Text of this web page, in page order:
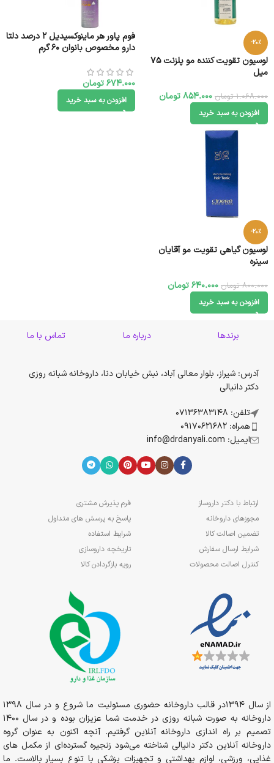
-20%
لوسیون تقویت کننده مو پلزنت 75
میل
1.068.000 تومان 854.000تومان
افزودن به سبد خرید
فوم پاور هر ماینوکسیدیل 2 درصد دلتا
دارو مخصوص بانوان 60 گرم
674.000تومان
افزودن به سبد خرید
-20%
لوسیون گیاهی تقویت مو آقایان
سینره
800.000 تومان 640.000تومان
افزودن به سبد خرید
برندها درباره ما تماس با ما
آدرس: شیراز، بلوار معالی آباد، نبش خیابان دنا، داروخانه شبانه روزی
دکتر دانیالی
تلفن: 07136383148
همراه: 09170621682
ایمیل: info@drdanyali.com
ارتباط با دکتر داروساز
مجوزهای داروخانه
تضمین اصالت کالا
شرایط ارسال سفارش
کنترل اصالت محصولات
فرم پذیرش مشتری
پاسخ به پرسش های متداول
شرایط استفاده
تاریخچه داروسازی
رویه بازگردادن کالا
از سال 1394در قالب داروخانه حضوری مسئولیت ما شروع و در سال 1398
داروخانه به صورت شبانه روزی در خدمت شما عزیزان بوده و در سال 1400
تصمیم بر راه اندازی داروخانه آنلاین گرفتیم. آنچه اکنون به عنوان گروه
داروخانه آنلاین دکتر دانیالی شناخته می‌شود زنجیره گسترده‌ای از مکمل های
غذایی، ورزشی، لوازم بهداشتی و تجهیزات پزشکی با تنوع بسیار بالاست. ما